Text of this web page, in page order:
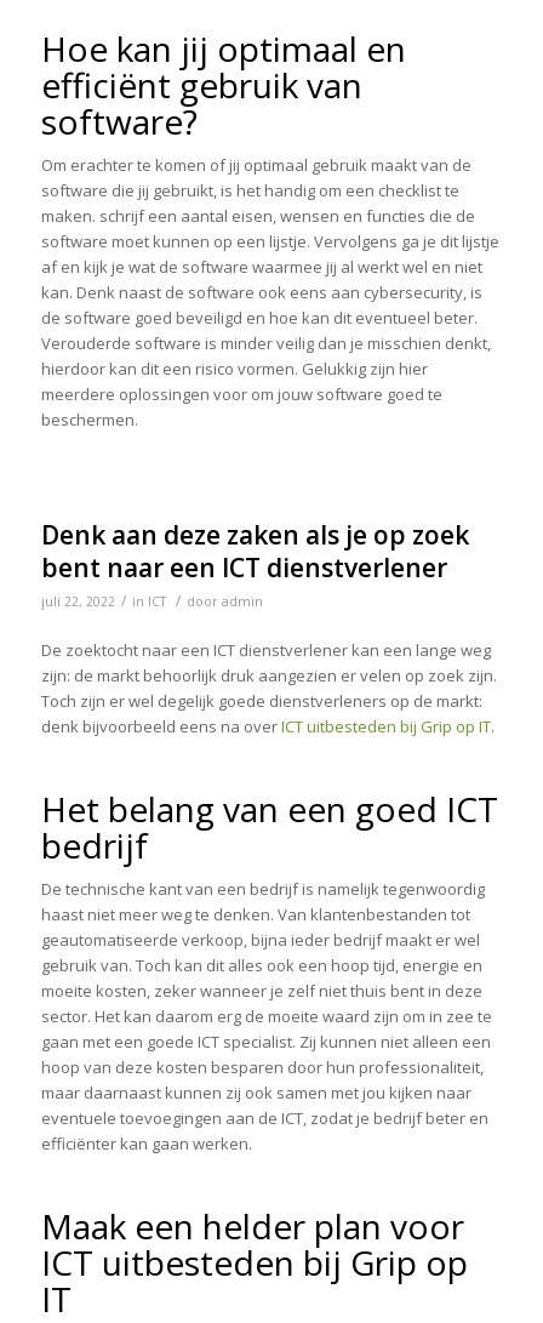
Hoe kan jij optimaal en
efficiënt gebruik van
software?
Om erachter te komen of jij optimaal gebruik maakt van de
software die jij gebruikt, is het handig om een checklist te
maken. schrijf een aantal eisen, wensen en functies die de
software moet kunnen op een lijstje. Vervolgens ga je dit lijstje
af en kijk je wat de software waarmee jij al werkt wel en niet
kan. Denk naast de software ook eens aan cybersecurity, is
de software goed beveiligd en hoe kan dit eventueel beter.
Verouderde software is minder veilig dan je misschien denkt,
hierdoor kan dit een risico vormen. Gelukkig zijn hier
meerdere oplossingen voor om jouw software goed te
beschermen.
Denk aan deze zaken als je op zoek
bent naar een ICT dienstverlener
juli 22, 2022 / in ICT / door admin
De zoektocht naar een ICT dienstverlener kan een lange weg
zijn: de markt behoorlijk druk aangezien er velen op zoek zijn.
Toch zijn er wel degelijk goede dienstverleners op de markt:
denk bijvoorbeeld eens na overICT uitbesteden bij Grip op IT.
Het belang van een goed ICT
bedrijf
De technische kant van een bedrijf is namelijk tegenwoordig
haast niet meer weg te denken. Van klantenbestanden tot
geautomatiseerde verkoop, bijna ieder bedrijf maakt er wel
gebruik van. Toch kan dit alles ook een hoop tijd, energie en
moeite kosten, zeker wanneer je zelf niet thuis bent in deze
sector. Het kan daarom erg de moeite waard zijn om in zee te
gaan met een goede ICT specialist. Zij kunnen niet alleen een
hoop van deze kosten besparen door hun professionaliteit,
maar daarnaast kunnen zij ook samen met jou kijken naar
eventuele toevoegingen aan de ICT, zodat je bedrijf beter en
efficiënter kan gaan werken.
Maak een helder plan voor
ICT uitbesteden bij Grip op
IT